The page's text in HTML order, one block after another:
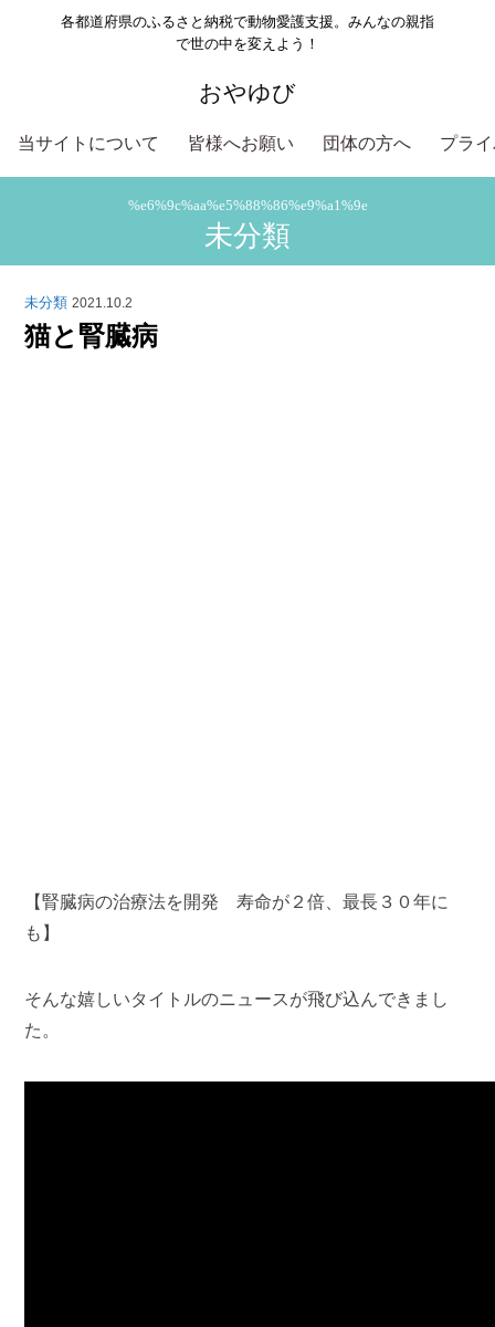
各都道府県のふるさと納税で動物愛護支援。みんなの親指
で世の中を変えよう！
おやゆび
当サイトについて 皆様へお願い 団体の方へ プラ
%e6%9c%aa%e5%88%86%e9%a1%9e
未分類
未分類 2021.10.2
猫と腎臓病
【腎臓病の治療法を開発 寿命が２倍、最長３０年に
も】
そんな嬉しいタイトルのニュースが飛び込んできまし
た。